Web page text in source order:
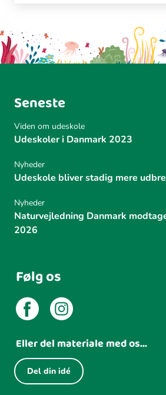
Seneste
Viden om udeskole
Udeskoler i Danmark 2023
Nyheder
Udeskole bliver stadig mere
Nyheder
Naturvejledning Danmark
2026
Følg os
Eller del materiale med os...
Del din idé